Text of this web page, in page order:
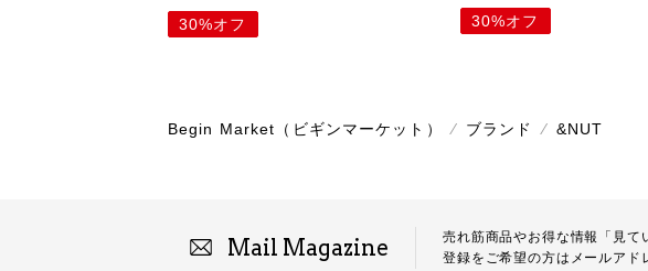
30%オフ 30%オフ
Begin Market（ビギンマーケット） ⁄ ブランド ⁄ &NUT
Mail Magazine
売れ筋商品やお得な情報「見て
登録をご希望の方はメールアド